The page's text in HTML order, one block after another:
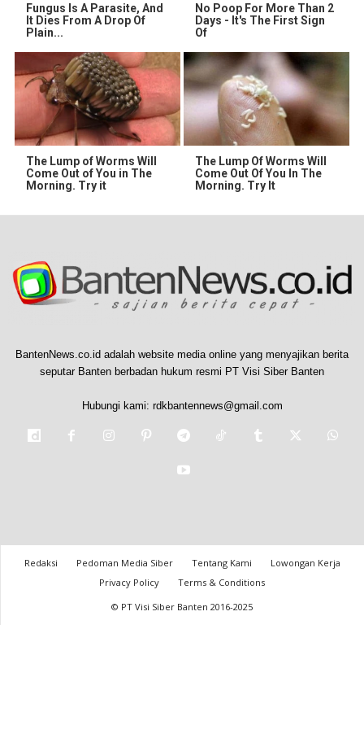
Fungus Is A Parasite, And
It Dies From A Drop Of
Plain...
No Poop For More Than 2
Days - It's The First Sign
Of
The Lump of Worms Will
Come Out of You in The
Morning. Try it
The Lump Of Worms Will
Come Out Of You In The
Morning. Try It
BantenNews.co.id adalah website media online yang menyajikan berita
seputar Banten berbadan hukum resmi PT Visi Siber Banten
Hubungi kami: rdkbantennews@gmail.com
Redaksi Pedoman Media Siber Tentang Kami
Lowongan Kerja
Privacy Policy
Terms & Conditions
© PT Visi Siber Banten 2016-2025